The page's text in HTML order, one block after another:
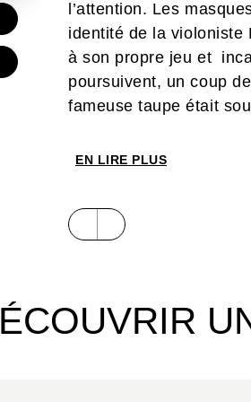
l’attention. Les
identité de la violoniste
à son propre jeu et
poursuivent, un coup
fameuse taupe était
EN LIRE PLUS